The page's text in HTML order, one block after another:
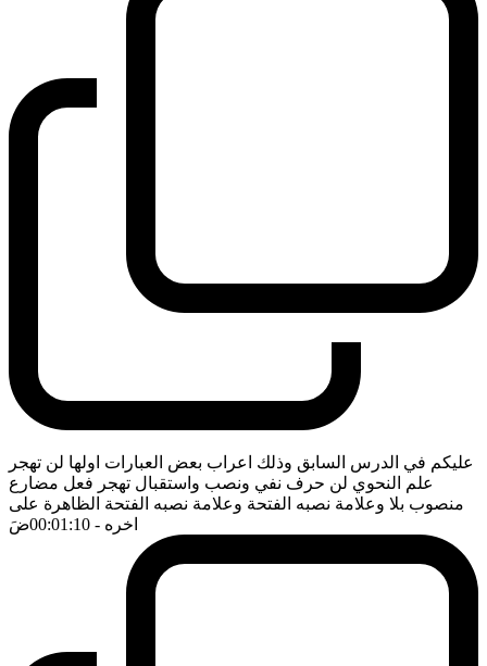
عليكم في الدرس السابق وذلك اعراب بعض العبارات اولها لن تهجر
علم النحوي لن حرف نفي ونصب واستقبال تهجر فعل مضارع
منصوب بلا وعلامة نصبه الفتحة وعلامة نصبه الفتحة الظاهرة على
اخره - 00:01:10 ضَ